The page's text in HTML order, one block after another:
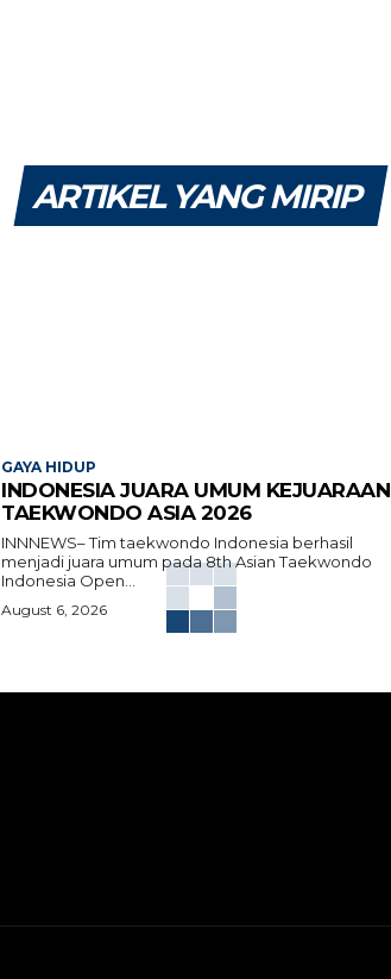
ARTIKEL YANG MIRIP
GAYA HIDUP
INDONESIA JUARA UMUM KEJUARAAN
TAEKWONDO ASIA 2026
INNNEWS– Tim taekwondo Indonesia berhasil
menjadi juara umum pada 8th Asian Taekwondo
Indonesia Open...
August 6, 2026